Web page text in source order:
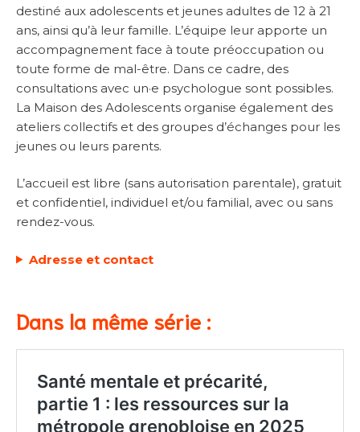
destiné aux adolescents et jeunes adultes de 12 à 21
ans, ainsi qu’à leur famille. L’équipe leur apporte un
accompagnement face à toute préoccupation ou
toute forme de mal-être. Dans ce cadre, des
consultations avec un·e psychologue sont possibles.
La Maison des Adolescents organise également des
ateliers collectifs et des groupes d’échanges pour les
jeunes ou leurs parents.
L’accueil est libre (sans autorisation parentale), gratuit
et confidentiel, individuel et/ou familial, avec ou sans
rendez-vous.
Adresse et contact
Dans la même série :